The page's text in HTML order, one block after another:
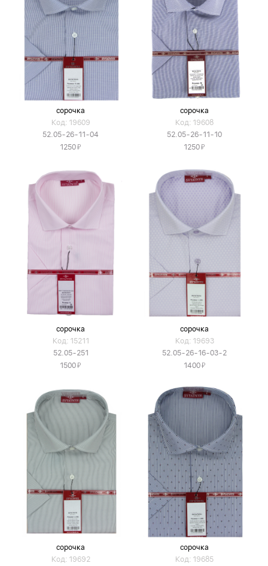
сорочка
Код: 19609
52.05-26-11-04
1250Я
сорочка
Код: 19608
52.05-26-11-10
1250Я
сорочка
Код: 15211
52.05-251
1500Я
сорочка
Код: 19693
52.05-26-16-03-2
1400Я
сорочка
Код: 19692
сорочка
Код: 19685